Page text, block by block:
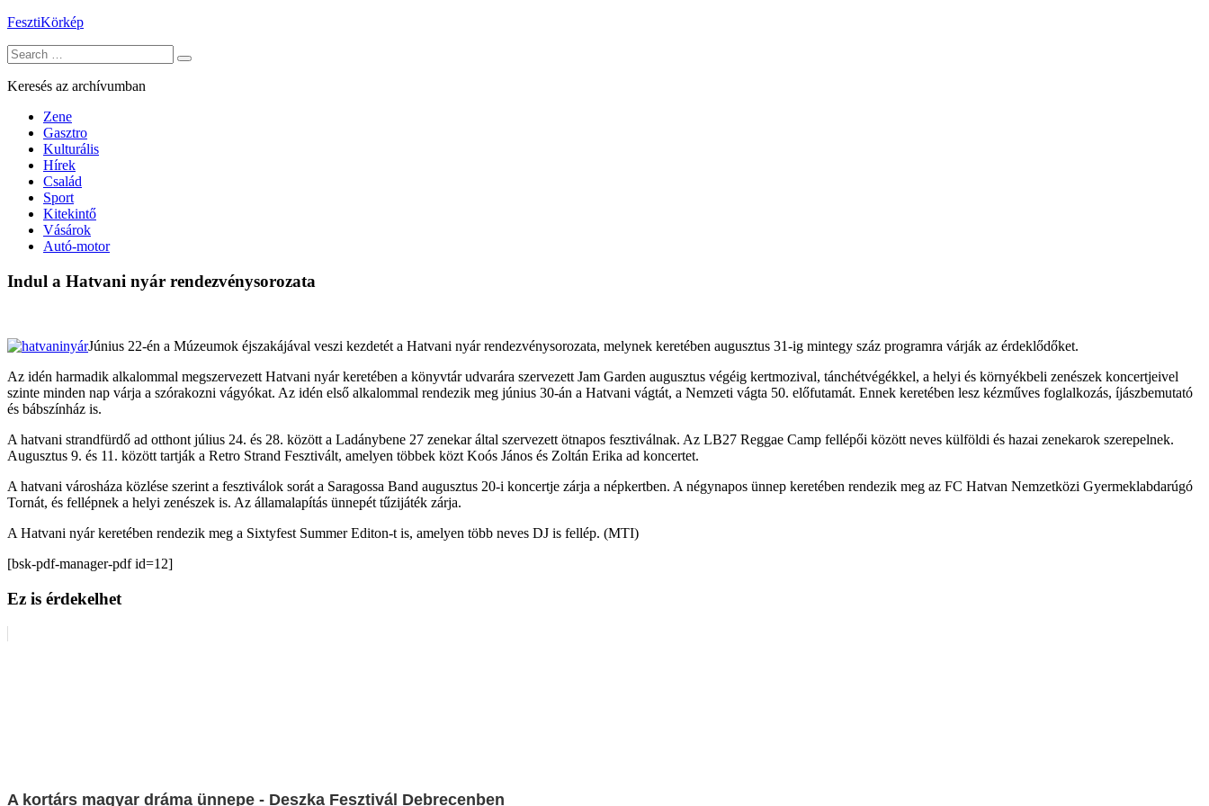
Skip
content
FesztiKörkép
Search
for:
Keresés az archívumban
Zene
Gasztro
Kulturális
Hírek
Család
Sport
Kitekintő
Vásárok
Autó-motor
Indul a Hatvani nyár rendezvénysorozata
Június 22-én a Múzeumok éjszakájával veszi kezdetét a Hatvani nyár rendezvénysorozata, melynek keretében augusztus 31-ig mintegy száz programra várják az érdeklődőket.
Az idén harmadik alkalommal megszervezett Hatvani nyár keretében a könyvtár udvarára szervezett Jam Garden augusztus végéig kertmozival, tánchétvégékkel, a helyi és környékbeli zenészek koncertjeivel
szinte minden nap várja a szórakozni vágyókat. Az idén első alkalommal rendezik meg június 30-án a Hatvani vágtát, a Nemzeti vágta 50. előfutamát. Ennek keretében lesz kézműves foglalkozás, íjászbemutató
és bábszínház is.
A hatvani strandfürdő ad otthont július 24. és 28. között a Ladánybene 27 zenekar által szervezett ötnapos fesztiválnak. Az LB27 Reggae Camp fellépői között neves külföldi és hazai zenekarok szerepelnek.
Augusztus 9. és 11. között tartják a Retro Strand Fesztivált, amelyen többek közt Koós János és Zoltán Erika ad koncertet.
A hatvani városháza közlése szerint a fesztiválok sorát a Saragossa Band augusztus 20-i koncertje zárja a népkertben. A négynapos ünnep keretében rendezik meg az FC Hatvan Nemzetközi Gyermeklabdarúgó
Tornát, és fellépnek a helyi zenészek is. Az államalapítás ünnepét tűzijáték zárja.
A Hatvani nyár keretében rendezik meg a Sixtyfest Summer Editon-t is, amelyen több neves DJ is fellép. (MTI)
[bsk-pdf-manager-pdf id=12]
Ez is érdekelhet
A kortárs magyar dráma ünnepe - Deszka Fesztivál Debrecenben